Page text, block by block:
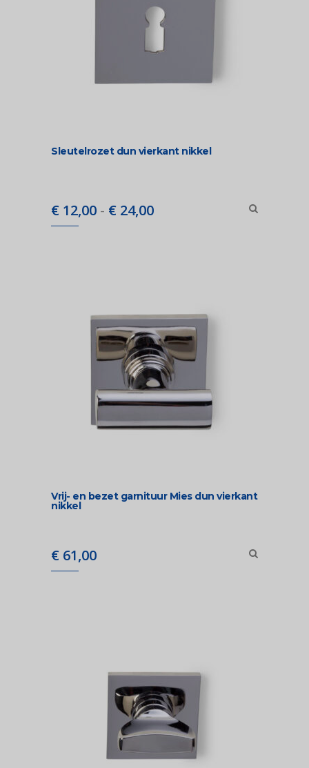
Sleutelrozet dun vierkant nikkel
€ 12,00 - € 24,00Prijsklasse:
Vrij- en bezet garnituur Mies dun vierkant
nikkel
€ 61,00